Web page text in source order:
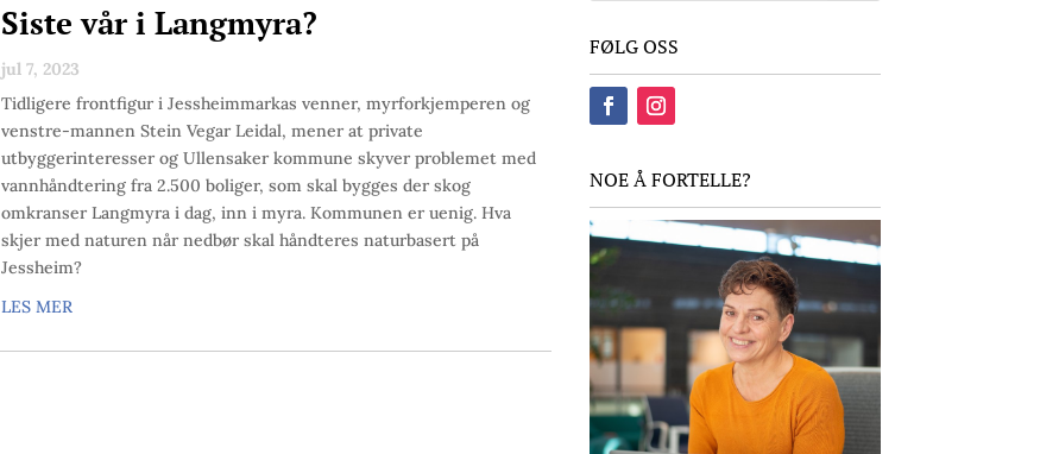
Siste vår i Langmyra?
jul 7, 2023
Tidligere frontfigur i Jessheimmarkas venner, myrforkjemperen og
venstre-mannen Stein Vegar Leidal, mener at private
utbyggerinteresser og Ullensaker kommune skyver problemet med
vannhåndtering fra 2.500 boliger, som skal bygges der skog
omkranser Langmyra i dag, inn i myra. Kommunen er uenig. Hva
skjer med naturen når nedbør skal håndteres naturbasert på
Jessheim?
LES MER
FØLG OSS
NOE Å FORTELLE?